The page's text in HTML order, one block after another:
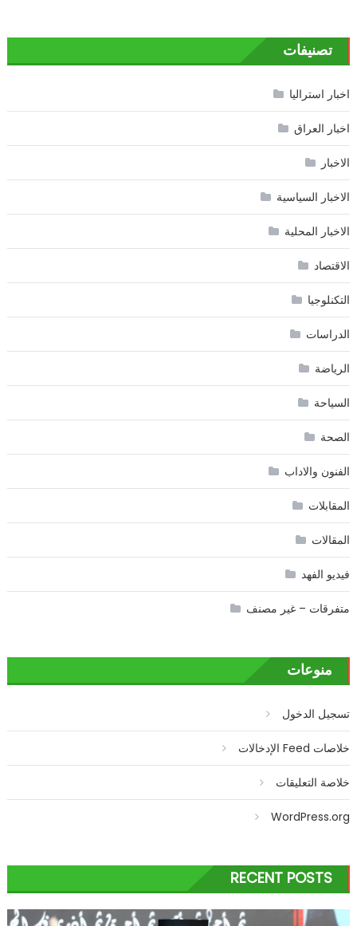
تصنيفات
اخبار استراليا
اخبار العراق
الاخبار
الاخبار السياسية
الاخبار المحلية
الاقتصاد
التكنلوجيا
الدراسات
الرياضة
السياحة
الصحة
الفنون والاداب
المقابلات
المقالات
فيديو الفهد
متفرقات – غير مصنف
منوعات
تسجيل الدخول
خلاصات Feed الإدخالات
خلاصة التعليقات
WordPress.org
RECENT POSTS